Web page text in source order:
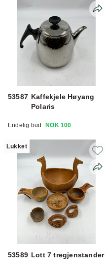
53587 Kaffekjele Høyang
Polaris
Endelig bud NOK 100
Lukket
53589 Lott 7 tregjenstander